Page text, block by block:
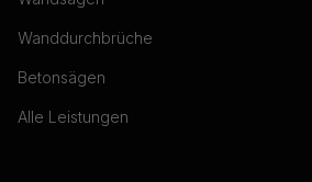
Wanddurchbrüche
Betonsägen
Alle Leistungen